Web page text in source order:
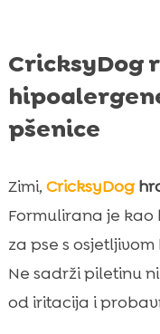
CricksyDog
pšenice
Zimi, CricksyDog
Formulirana je
za pse s
Ne sadrži piletinu
od iritacija i